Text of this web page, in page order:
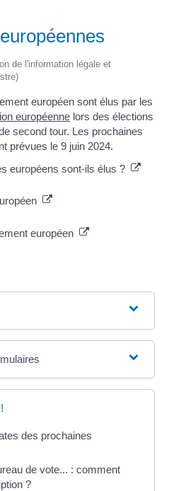
de l'information légale et
européen sont élus par les
européenne lors des élections
second tour. Les prochaines
prévues le 9 juin 2024.
européens sont-ils élus ?
européen
des prochaines
de vote... : comment
?